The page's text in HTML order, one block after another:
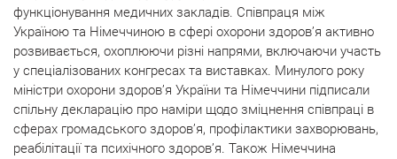
функціонування медичних закладів. Співпраця між
Україною та Німеччиною в сфері охорони здоров’я активно
розвивається, охоплюючи різні напрями, включаючи участь
у спеціалізованих конгресах та виставках. Минулого року
міністри охорони здоров’я України та Німеччини підписали
спільну декларацію про наміри щодо зміцнення співпраці в
сферах громадського здоров’я, профілактики захворювань,
реабілітації та психічного здоров’я. Також Німеччина